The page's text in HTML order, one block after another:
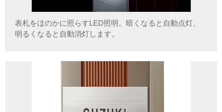
表札をほのかに照らすLED照明。暗くなると自動点灯、
明るくなると自動消灯します。